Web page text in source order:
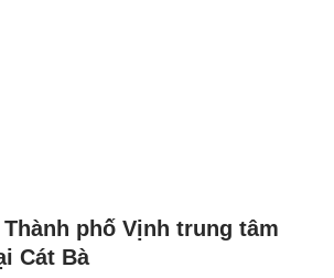
phố Vịnh trung tâm
Cát Bà